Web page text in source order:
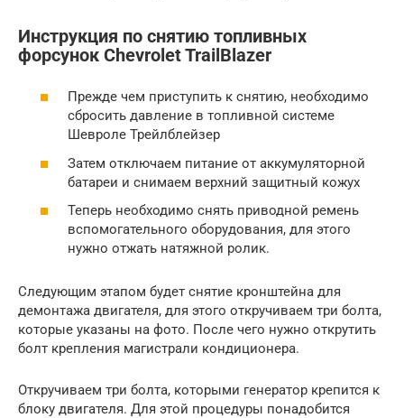
Инструкция по снятию топливных
форсунок Chevrolet TrailBlazer
Прежде чем приступить к снятию, необходимо
сбросить давление в топливной системе
Шевроле Трейлблейзер
Затем отключаем питание от аккумуляторной
батареи и снимаем верхний защитный кожух
Теперь необходимо снять приводной ремень
вспомогательного оборудования, для этого
нужно отжать натяжной ролик.
Следующим этапом будет снятие кронштейна для
демонтажа двигателя, для этого откручиваем три болта,
которые указаны на фото. После чего нужно открутить
болт крепления магистрали кондиционера.
Откручиваем три болта, которыми генератор крепится к
блоку двигателя. Для этой процедуры понадобится